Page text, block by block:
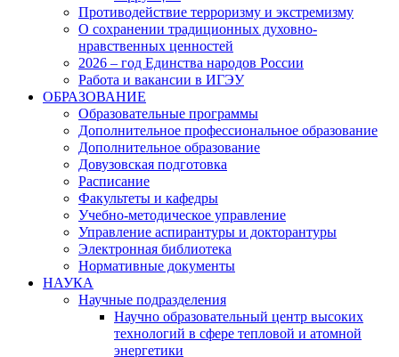
Противодействие терроризму и экстремизму
О сохранении традиционных духовно-
нравственных ценностей
2026 – год Единства народов России
Работа и вакансии в ИГЭУ
ОБРАЗОВАНИЕ
Образовательные программы
Дополнительное профессиональное образование
Дополнительное образование
Довузовская подготовка
Расписание
Факультеты и кафедры
Учебно-методическое управление
Управление аспирантуры и докторантуры
Электронная библиотека
Нормативные документы
НАУКА
Научные подразделения
Научно образовательный центр высоких
технологий в сфере тепловой и атомной
энергетики